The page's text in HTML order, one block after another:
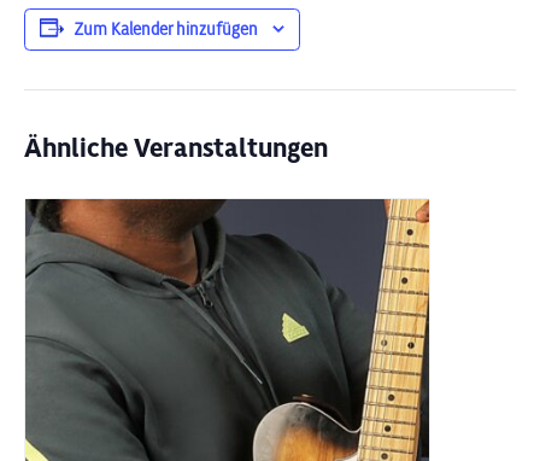
Zum Kalender hinzufügen
Ähnliche Veranstaltungen